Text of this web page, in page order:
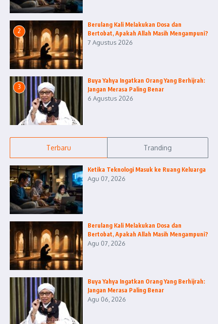
2
Berulang Kali Melakukan Dosa dan
Bertobat, Apakah Allah Masih Mengampuni?
7 Agustus 2026
3
Buya Yahya Ingatkan Orang Yang Berhijrah:
Jangan Merasa Paling Benar
6 Agustus 2026
Terbaru Tranding
Ketika Teknologi Masuk ke Ruang Keluarga
Agu 07, 2026
Berulang Kali Melakukan Dosa dan
Bertobat, Apakah Allah Masih Mengampuni?
Agu 07, 2026
Buya Yahya Ingatkan Orang Yang Berhijrah:
Jangan Merasa Paling Benar
Agu 06, 2026